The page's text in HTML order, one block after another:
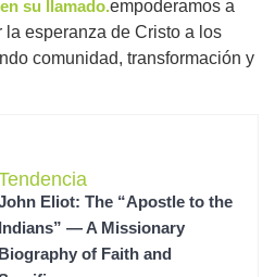
su llamado.empoderamos a
la esperanza de Cristo a los
comunidad, transformación y
Eliot: The “Apostle to the
Indians” — A Missionary
Biography of Faith and